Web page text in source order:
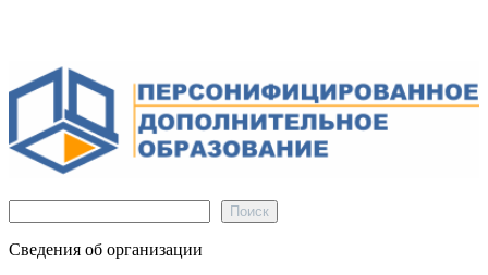
Поиск
Сведения об организации